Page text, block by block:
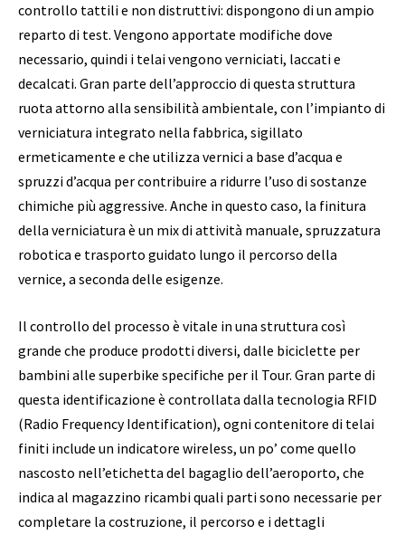
controllo tattili e non distruttivi: dispongono di un ampio
reparto di test. Vengono apportate modifiche dove
necessario, quindi i telai vengono verniciati, laccati e
decalcati. Gran parte dell’approccio di questa struttura
ruota attorno alla sensibilità ambientale, con l’impianto di
verniciatura integrato nella fabbrica, sigillato
ermeticamente e che utilizza vernici a base d’acqua e
spruzzi d’acqua per contribuire a ridurre l’uso di sostanze
chimiche più aggressive. Anche in questo caso, la finitura
della verniciatura è un mix di attività manuale, spruzzatura
robotica e trasporto guidato lungo il percorso della
vernice, a seconda delle esigenze.
Il controllo del processo è vitale in una struttura così
grande che produce prodotti diversi, dalle biciclette per
bambini alle superbike specifiche per il Tour. Gran parte di
questa identificazione è controllata dalla tecnologia RFID
(Radio Frequency Identification), ogni contenitore di telai
finiti include un indicatore wireless, un po’ come quello
nascosto nell’etichetta del bagaglio dell’aeroporto, che
indica al magazzino ricambi quali parti sono necessarie per
completare la costruzione, il percorso e i dettagli